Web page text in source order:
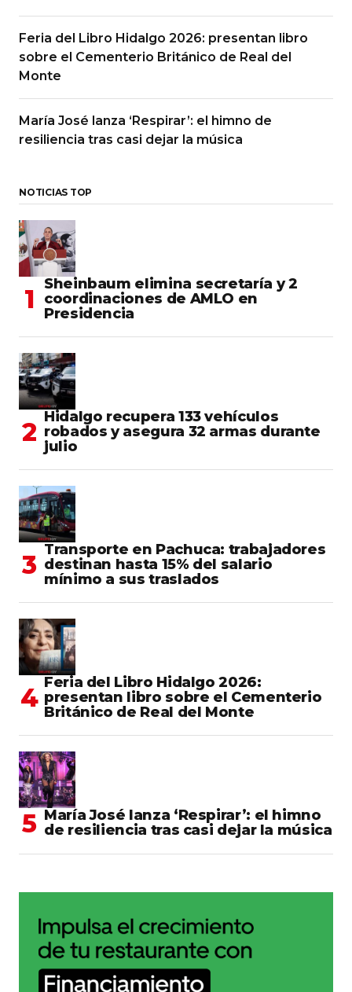
Feria del Libro Hidalgo 2026: presentan libro
sobre el Cementerio Británico de Real del
Monte
María José lanza ‘Respirar’: el himno de
resiliencia tras casi dejar la música
NOTICIAS TOP
Sheinbaum elimina secretaría y 2
coordinaciones de AMLO en
Presidencia
Hidalgo recupera 133 vehículos
robados y asegura 32 armas durante
julio
Transporte en Pachuca: trabajadores
destinan hasta 15% del salario
mínimo a sus traslados
Feria del Libro Hidalgo 2026:
presentan libro sobre el Cementerio
Británico de Real del Monte
María José lanza ‘Respirar’: el himno
de resiliencia tras casi dejar la música